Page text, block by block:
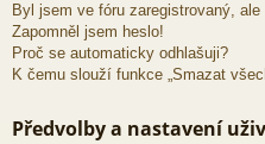
Byl jsem ve fóru zaregistrovaný,
Zapomněl jsem heslo!
Proč se automaticky odhlašuji?
K čemu slouží funkce „Smazat
Předvolby a nastavení